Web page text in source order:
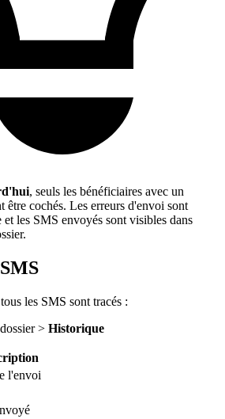
, seuls les bénéficiaires avec un
être cochés. Les erreurs d'envoi sont
les SMS envoyés sont visibles dans
les SMS sont tracés :
> Historique
l'envoi